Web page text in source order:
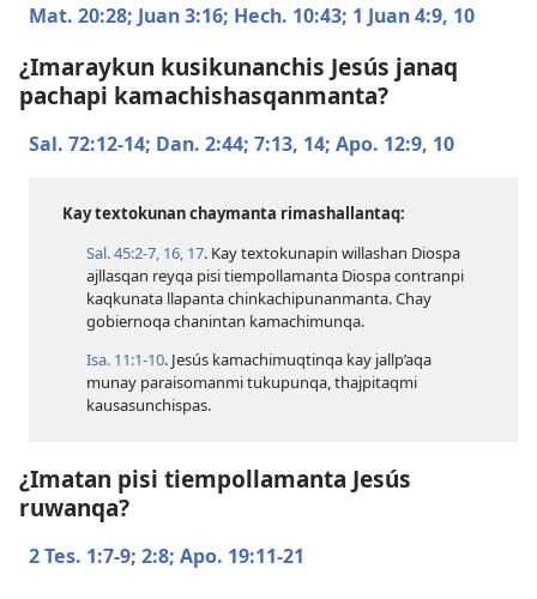
Mat. 20:28; Juan 3:16; Hech. 10:43; 1 Juan 4:​9, 10
¿Imaraykun kusikunanchis Jesús janaq
pachapi kamachishasqanmanta?
Sal. 72:​12-14; Dan. 2:44; 7:​13, 14; Apo. 12:​9, 10
Kay textokunan chaymanta rimashallantaq:
Sal. 45:​2-7,16, 17. Kay textokunapin willashan Diospa
ajllasqan reyqa pisi tiempollamanta Diospa contranpi
kaqkunata llapanta chinkachipunanmanta. Chay
gobiernoqa chanintan kamachimunqa.
Isa. 11:​1-10. Jesús kamachimuqtinqa kay jallp’aqa
munay paraisomanmi tukupunqa, thajpitaqmi
kausasunchispas.
¿Imatan pisi tiempollamanta Jesús
ruwanqa?
2 Tes. 1:​7-9; 2:8; Apo. 19:​11-21